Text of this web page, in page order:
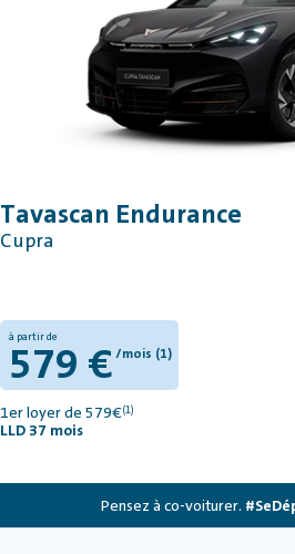
Tavascan Endurance
Cupra
à partir de
579 €/mois (1)
1er loyer de 579€(1)
LLD 37 mois
Pensez à co-voiturer.